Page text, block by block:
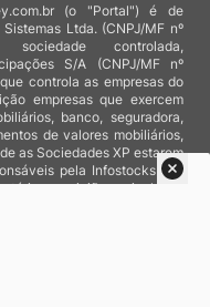
(o "Portal") é de
Ltda. (CNPJ/MF nº
sociedade controlada,
S/A (CNPJ/MF nº
controla as empresas do
empresas que exercem
banco, seguradora,
de valores mobiliários,
as Sociedades XP estarem
pela Infostocks são
e opiniões veiculadas